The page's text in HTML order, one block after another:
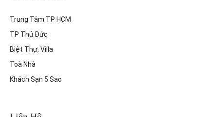
Trung Tâm TP HCM
TP Thủ Đức
Biệt Thự, Villa
Toà Nhà
Khách Sạn 5 Sao